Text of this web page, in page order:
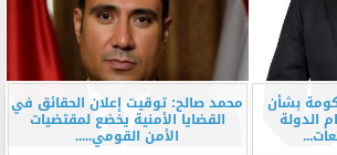
بشأن
الدولة
محمد صالح: توقيت إعلان الحقائق في
القضايا الأمنية يخضع لمقتضيات
الأمن القومي.....